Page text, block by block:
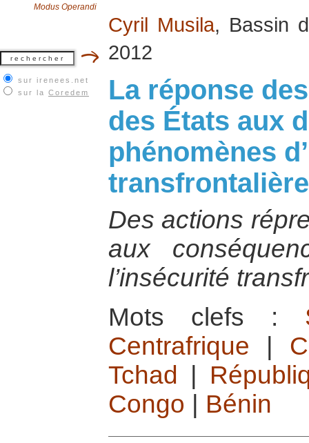
Modus Operandi
sur irenees.net
sur la Coredem
Cyril Musila, Bassin
2012
La réponse
des États aux
phénomènes
transfrontalière
Des actions
aux
l’insécurité
Mots clefs :
Centrafrique
Tchad
Congo
Bénin